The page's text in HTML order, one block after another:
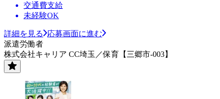
交通費支給
未経験OK
詳細を見る
応募画面に進む
派遣労働者
株式会社キャリア CC埼玉／保育【三郷市-003】